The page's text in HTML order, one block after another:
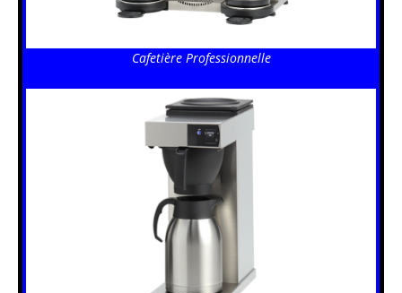
Cafetière Professionnelle